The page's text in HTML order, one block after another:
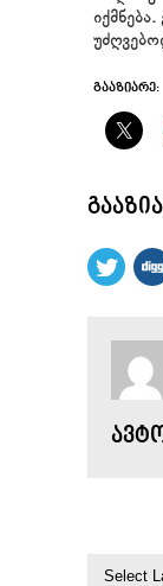
ᲒᲐᲐᲖᲘᲐᲠᲔ: